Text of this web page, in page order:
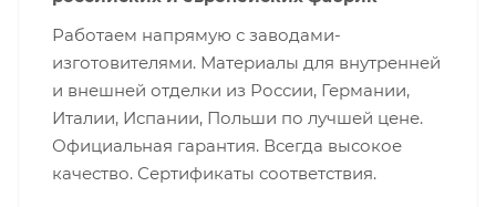
Работаем напрямую с заводами-
изготовителями. Материалы для внутренней
и внешней отделки из России, Германии,
Италии, Испании, Польши по лучшей цене.
Официальная гарантия. Всегда высокое
качество. Сертификаты соответствия.